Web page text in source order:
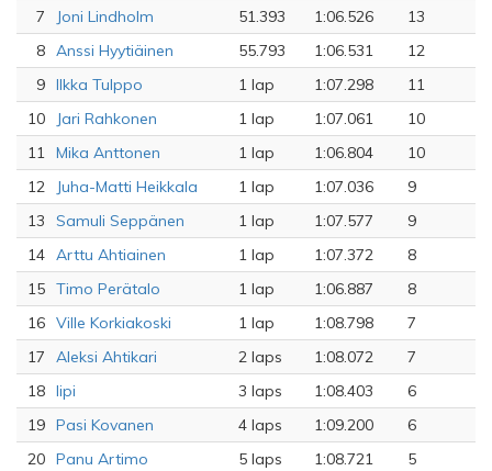
7
Joni Lindholm 51.393 1:06.526
13
8 Anssi Hyytiäinen 55.793 1:06.531
12
9 Ilkka Tulppo 1 lap 1:07.298
11
10
Jari Rahkonen 1 lap 1:07.061
10
11 Mika Anttonen 1 lap 1:06.804
10
12
Juha-Matti Heikkala 1 lap 1:07.036
9
13
Samuli Seppänen 1 lap 1:07.577
9
14 Arttu Ahtiainen 1 lap 1:07.372
8
15 Timo Perätalo 1 lap 1:06.887
8
16 Ville Korkiakoski 1 lap 1:08.798
7
17
Aleksi Ahtikari 2 laps 1:08.072
7
18 lipi 3 laps 1:08.403
6
19 Pasi Kovanen 4 laps 1:09.200
6
20 Panu Artimo 5 laps 1:08.721
5